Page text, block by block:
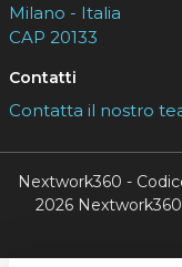
Milano - Italia
CAP 20133
Contatti
Contatta il nostro
Nextwork360 -
2026